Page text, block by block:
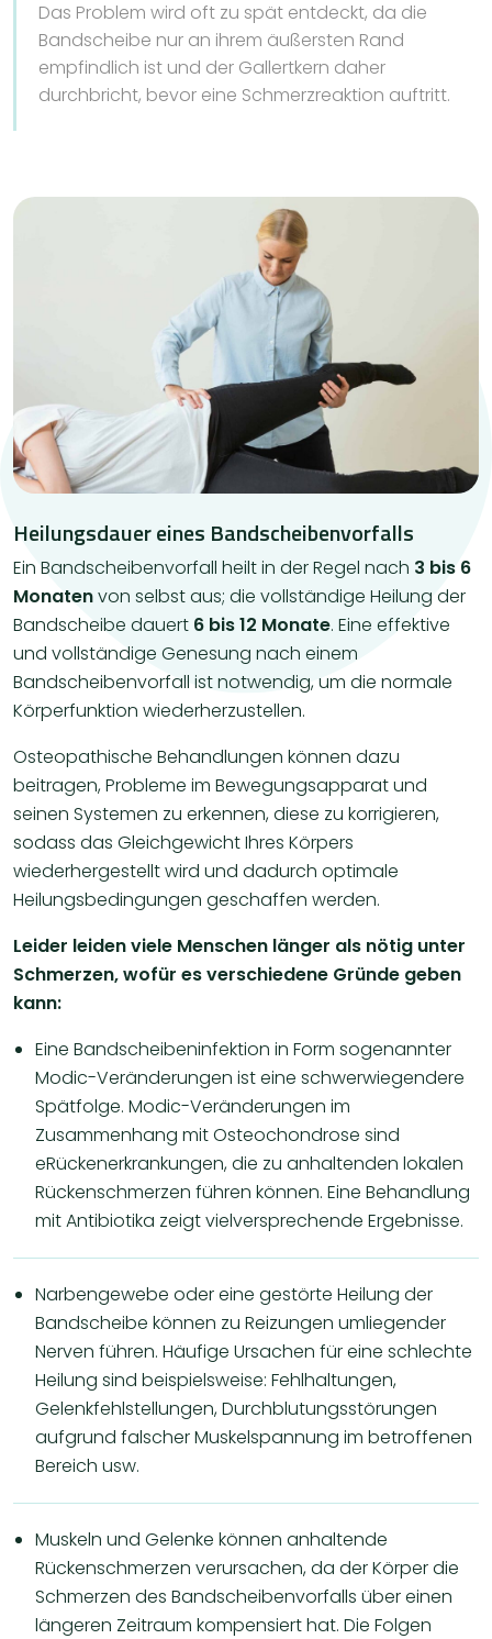
Das Problem wird oft zu spät entdeckt, da die
Bandscheibe nur an ihrem äußersten Rand
empfindlich ist und der Gallertkern daher
durchbricht, bevor eine Schmerzreaktion auftritt.
Heilungsdauer eines Bandscheibenvorfalls
​​Ein Bandscheibenvorfall heilt in der Regel nach 3 bis 6
Monatenvon selbst aus; die vollständige Heilung der
Bandscheibe dauert 6 bis 12 Monate. Eine effektive
und vollständige Genesung nach einem
Bandscheibenvorfall ist notwendig, um die normale
Körperfunktion wiederherzustellen.
​Osteopathische Behandlungen können dazu
beitragen, Probleme im Bewegungsapparat und
seinen Systemen zu erkennen, diese zu korrigieren,
sodass das Gleichgewicht Ihres Körpers
wiederhergestellt wird und dadurch optimale
Heilungsbedingungen geschaffen werden.
Leider leiden viele Menschen länger als nötig unter
Schmerzen, wofür es verschiedene Gründe geben
kann:
Eine Bandscheibeninfektion in Form sogenannter
Modic-Veränderungen ist eine schwerwiegendere
Spätfolge. Modic-Veränderungen im
Zusammenhang mit Osteochondrose sind
eRückenerkrankungen, die zu anhaltenden lokalen
Rückenschmerzen führen können. Eine Behandlung
mit Antibiotika zeigt vielversprechende Ergebnisse.
Narbengewebe oder eine gestörte Heilung der
Bandscheibe können zu Reizungen umliegender
Nerven führen. Häufige Ursachen für eine schlechte
Heilung sind beispielsweise: Fehlhaltungen,
Gelenkfehlstellungen, Durchblutungsstörungen
aufgrund falscher Muskelspannung im betroffenen
Bereich usw.
Muskeln und Gelenke können anhaltende
Rückenschmerzen verursachen, da der Körper die
Schmerzen des Bandscheibenvorfalls über einen
längeren Zeitraum kompensiert hat. Die Folgen